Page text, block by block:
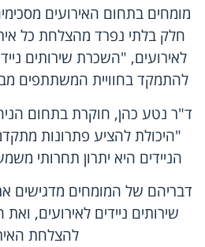
מומחים בתחום האירועים
חלק בלתי נפרד מהצלחת כל
לאירועים, "השכרת שירותים
להתמקד בחוויית המשתתפים
ד"ר נטע כהן, חוקרת בתחום
"היכולת להציע פתרונות
הניידים היא יתרון תחרותי
דבריהם של המומחים
שירותים ניידים לאירועים,
להצלחת